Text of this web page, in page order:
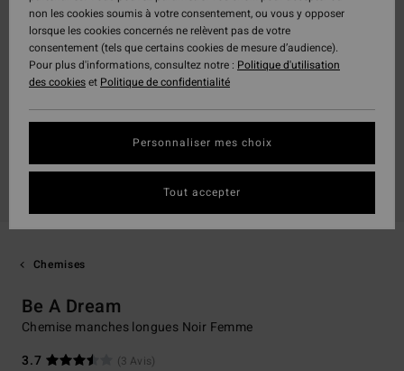
Chemises
Be A Dream
Chemise manches longues Noir Femme
3.7
(3 Avis)
non les cookies soumis à votre consentement, ou vous y opposer
lorsque les cookies concernés ne relèvent pas de votre
consentement (tels que certains cookies de mesure d’audience).
Pour plus d'informations, consultez notre : Politique d'utilisation
des cookieset Politique de confidentialité
Personnaliser mes choix
Tout accepter